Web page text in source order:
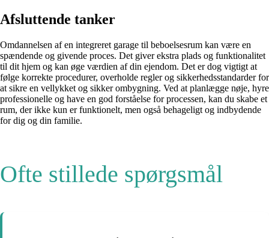
Afsluttende tanker
Omdannelsen af en integreret garage til beboelsesrum kan være en
spændende og givende proces. Det giver ekstra plads og funktionalitet
til dit hjem og kan øge værdien af din ejendom. Det er dog vigtigt at
følge korrekte procedurer, overholde regler og sikkerhedsstandarder for
at sikre en vellykket og sikker ombygning. Ved at planlægge nøje, hyre
professionelle og have en god forståelse for processen, kan du skabe et
rum, der ikke kun er funktionelt, men også behageligt og indbydende
for dig og din familie.
Ofte stillede spørgsmål